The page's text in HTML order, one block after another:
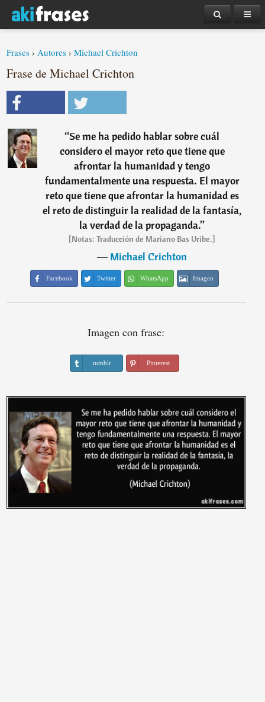
Frases ›Autores ›Michael Crichton
Frase de Michael Crichton
“Se me ha pedido hablar sobre cuál
considero el mayor reto que tiene que
afrontar la humanidad y tengo
fundamentalmente una respuesta. El mayor
reto que tiene que afrontar la humanidad es
el reto de distinguir la realidad de la fantasía,
la verdad de la propaganda.”
[Notas: Traducción de Mariano Bas Uribe.]
―Michael Crichton
Facebook Twitter WhatsApp Imagen
Imagen con frase:
tumblr Pinterest